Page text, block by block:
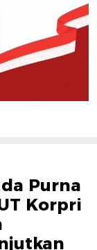
Purna
Korpri